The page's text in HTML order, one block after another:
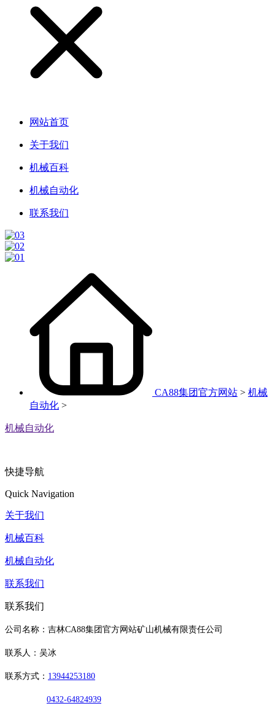
网站首页
关于我们
机械百科
机械自动化
联系我们
CA88集团官方网站 > 机械
自动化 >
机械自动化
快捷导航
Quick Navigation
关于我们
机械百科
机械自动化
联系我们
联系我们
公司名称：吉林CA88集团官方网站矿山机械有限责任公司
联系人：吴冰
联系方式： 13944253180
0432-64824939